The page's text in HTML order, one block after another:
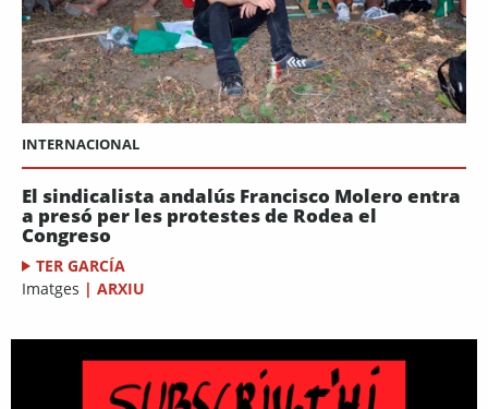
INTERNACIONAL
El sindicalista andalús Francisco Molero entra
a presó per les protestes de Rodea el
Congreso
TER GARCÍA
Imatges | ARXIU